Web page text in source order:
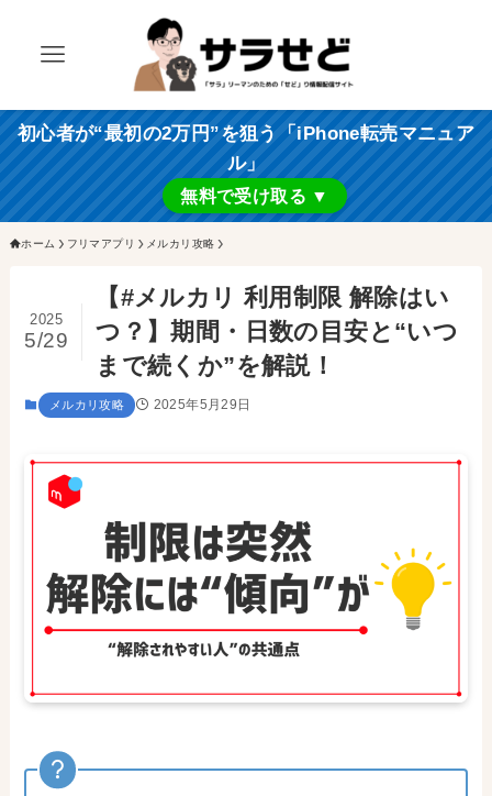
初心者が“最初の2万円”を狙う「iPhone転売マニュア
ル」
無料で受け取る ▼
ホーム フリマアプリ メルカリ攻略
【#メルカリ 利用制限 解除はい
つ？】期間・日数の目安と“いつ
まで続くか”を解説！
2025
5/29
メルカリ攻略 2025年5月29日